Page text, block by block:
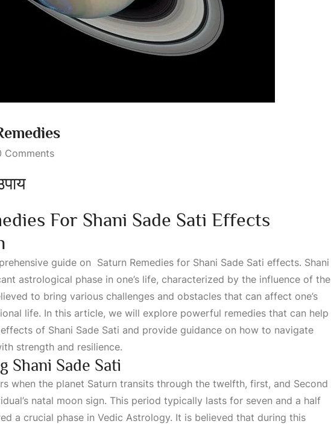
Comments
For Shani Sade Sati Effects
guide on Saturn Remedies for Shani Sade Sati effects. Shani
astrological phase in one’s life, characterized by the influence of the
to bring various challenges and obstacles that can affect one’s
life. In this article, we will explore powerful remedies that can help
of Shani Sade Sati and provide guidance on how to navigate
strength and resilience.
Shani Sade Sati
when the planet Saturn transits through the twelfth, first, and Second
natal moon sign. This period typically lasts for seven and a half
a crucial phase in Vedic Astrology. It is believed that during this